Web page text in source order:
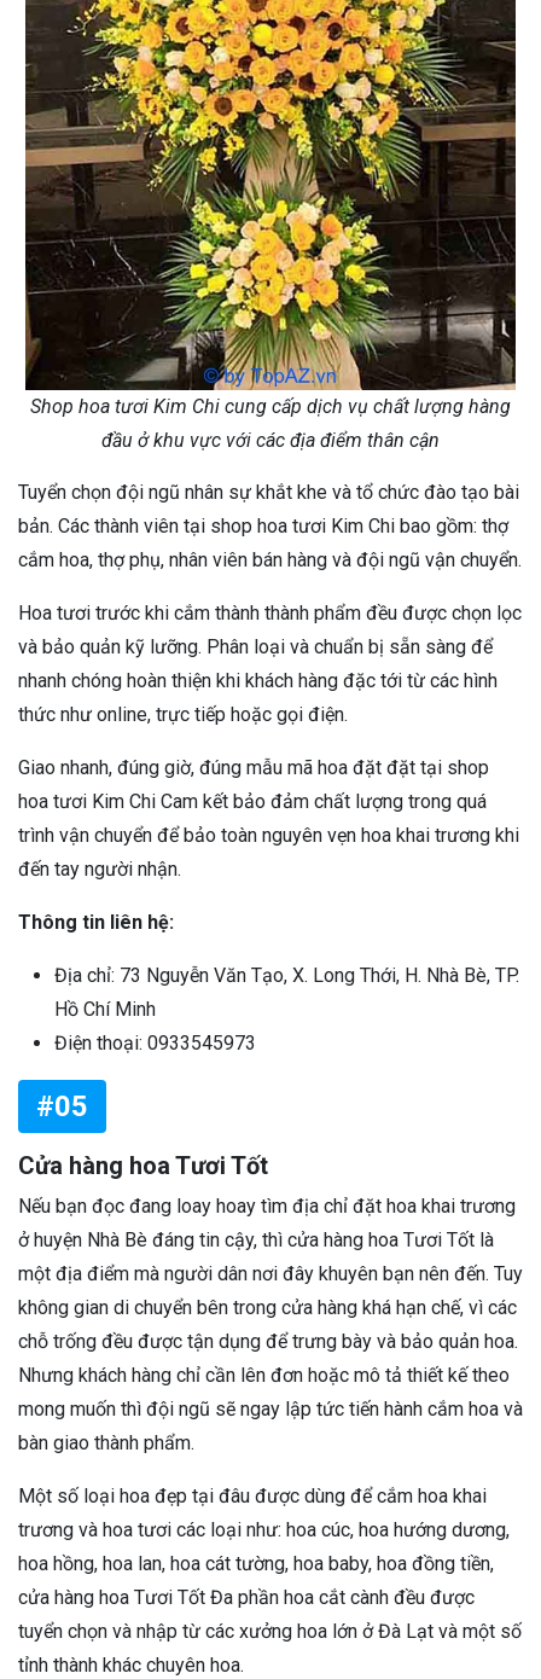
Shop hoa tươi Kim Chi cung cấp dịch vụ chất lượng hàng
đầu ở khu vực với các địa điểm thân cận
Tuyển chọn đội ngũ nhân sự khắt khe và tổ chức đào tạo bài
bản. Các thành viên tại shop hoa tươi Kim Chi bao gồm: thợ
cắm hoa, thợ phụ, nhân viên bán hàng và đội ngũ vận chuyển.
Hoa tươi trước khi cắm thành thành phẩm đều được chọn lọc
và bảo quản kỹ lưỡng. Phân loại và chuẩn bị sẵn sàng để
nhanh chóng hoàn thiện khi khách hàng đặc tới từ các hình
thức như online, trực tiếp hoặc gọi điện.
Giao nhanh, đúng giờ, đúng mẫu mã hoa đặt đặt tại shop
hoa tươi Kim Chi Cam kết bảo đảm chất lượng trong quá
trình vận chuyển để bảo toàn nguyên vẹn hoa khai trương khi
đến tay người nhận.
Thông tin liên hệ:
Địa chỉ: 73 Nguyễn Văn Tạo, X. Long Thới, H. Nhà Bè, TP.
Hồ Chí Minh
Điện thoại: 0933545973
#05
Cửa hàng hoa Tươi Tốt
Nếu bạn đọc đang loay hoay tìm địa chỉ đặt hoa khai trương
ở huyện Nhà Bè đáng tin cậy, thì cửa hàng hoa Tươi Tốt là
một địa điểm mà người dân nơi đây khuyên bạn nên đến. Tuy
không gian di chuyển bên trong cửa hàng khá hạn chế, vì các
chỗ trống đều được tận dụng để trưng bày và bảo quản hoa.
Nhưng khách hàng chỉ cần lên đơn hoặc mô tả thiết kế theo
mong muốn thì đội ngũ sẽ ngay lập tức tiến hành cắm hoa và
bàn giao thành phẩm.
Một số loại hoa đẹp tại đâu được dùng để cắm hoa khai
trương và hoa tươi các loại như: hoa cúc, hoa hướng dương,
hoa hồng, hoa lan, hoa cát tường, hoa baby, hoa đồng tiền,
cửa hàng hoa Tươi Tốt Đa phần hoa cắt cành đều được
tuyển chọn và nhập từ các xưởng hoa lớn ở Đà Lạt và một số
tỉnh thành khác chuyên hoa.